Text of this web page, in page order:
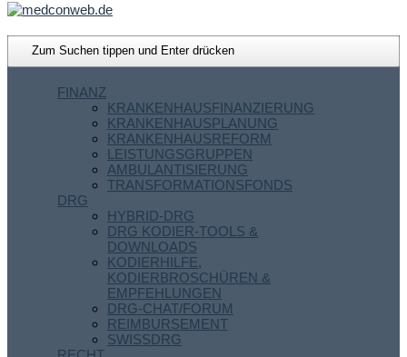
FINANZ
KRANKENHAUSFINANZIERUNG
KRANKENHAUSPLANUNG
KRANKENHAUSREFORM
LEISTUNGSGRUPPEN
AMBULANTISIERUNG
TRANSFORMATIONSFONDS
DRG
HYBRID-DRG
DRG KODIER-TOOLS &
DOWNLOADS
KODIERHILFE,
KODIERBROSCHÜREN &
EMPFEHLUNGEN
DRG-CHAT/FORUM
REIMBURSEMENT
SWISSDRG